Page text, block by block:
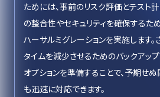
ためには、事前のリスク評価とテスト
の整合性やセキュリティを確保するた
ハーサルミグレーションを実施します。
タイムを減少させるためのバックアッ
オプションを準備することで、予期せ
も迅速に対応できます。